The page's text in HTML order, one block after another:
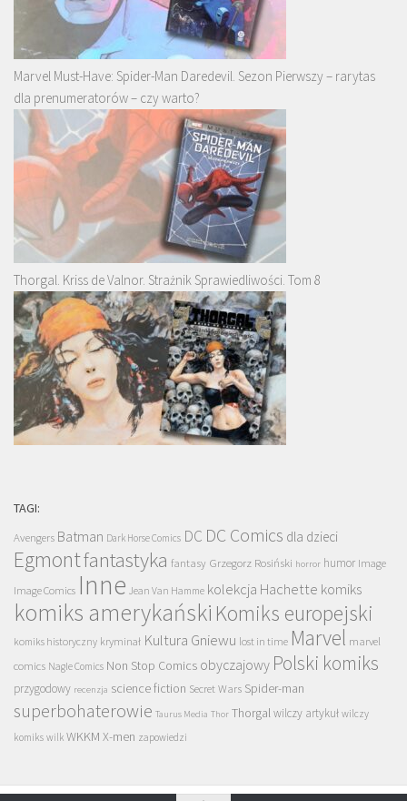
Marvel Must-Have: Spider-Man Daredevil. Sezon Pierwszy – rarytas
dla prenumeratorów – czy warto?
Thorgal. Kriss de Valnor. Strażnik Sprawiedliwości. Tom 8
TAGI:
Avengers Batman Dark Horse Comics DC DC Comics dla dzieci
Egmontfantastyka fantasy Grzegorz Rosiński horror humor Image
Image Comics Inne Jean Van Hamme kolekcja Hachette komiks
komiks amerykański Komiks europejski
komiks historyczny kryminał Kultura Gniewu lost in time Marvel marvel
comics Nagle Comics Non Stop Comics obyczajowy Polski komiks
przygodowy recenzja science fiction Secret Wars Spider-man
superbohaterowie Taurus Media Thor Thorgalwilczy artykuł wilczy
komiks wilk WKKM X-men zapowiedzi